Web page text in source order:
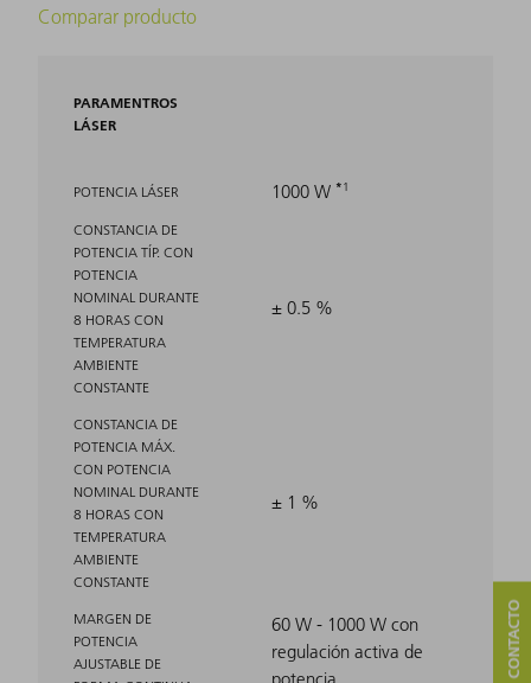
Comparar producto
PARAMENTROS
LÁSER
POTENCIA LÁSER 1000 W 1
CONSTANCIA DE
POTENCIA TÍP. CON
POTENCIA
NOMINAL DURANTE
8 HORAS CON
TEMPERATURA
AMBIENTE
CONSTANTE
± 0.5 %
CONSTANCIA DE
POTENCIA MÁX.
CON POTENCIA
NOMINAL DURANTE
8 HORAS CON
TEMPERATURA
AMBIENTE
CONSTANTE
± 1 %
MARGEN DE
POTENCIA
AJUSTABLE DE
60 W - 1000 W con
regulación activa de